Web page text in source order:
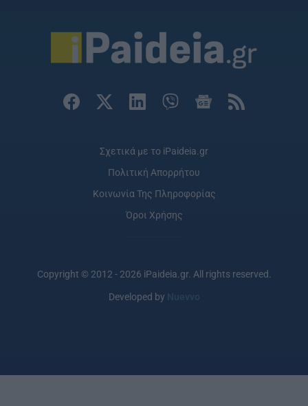
Σχετικά με το iPaideia.gr
Πολιτική Απορρήτου
Κοινωνία Της Πληροφορίας
Όροι Χρήσης
Copyright © 2012 - 2026 iPaideia.gr. All rights reserved.
Developed by